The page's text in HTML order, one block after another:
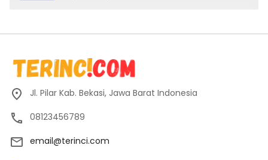
Jl. Pilar Kab. Bekasi, Jawa Barat Indonesia
08123456789
email@terinci.com